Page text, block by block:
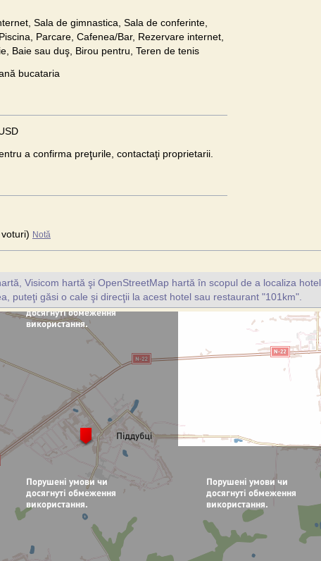
Sala de gimnastica, Sala de conferinte,
Parcare, Cafenea/Bar, Rezervare internet,
Baie sau duş, Birou pentru, Teren de tenis
bucataria
a confirma preţurile, contactaţi proprietarii.
Notă
Visicom hartă şi OpenStreetMap hartă în scopul de a localiza hotel
puteţi găsi o cale şi direcţii la acest hotel sau restaurant "101km".